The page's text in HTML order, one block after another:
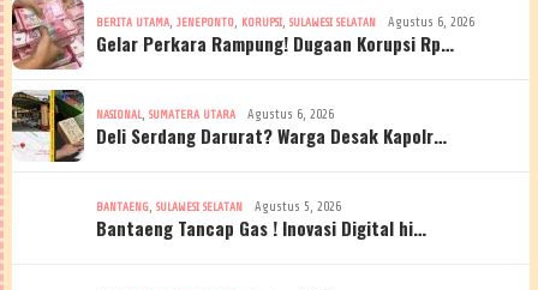
BERITA UTAMA, JENEPONTO, KORUPSI, SULAWESI SELATAN Agustus 6, 2026
Gelar Perkara Rampung! Dugaan Korupsi Rp…
NASIONAL, SUMATERA UTARA Agustus 6, 2026
Deli Serdang Darurat? Warga Desak Kapolr…
BANTAENG, SULAWESI SELATAN Agustus 5, 2026
Bantaeng Tancap Gas ! Inovasi Digital hi…